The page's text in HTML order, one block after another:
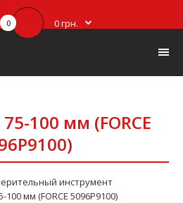
0 0 грн.
100 мм (FORCE
инструмент
мм (FORCE 5096P9100)